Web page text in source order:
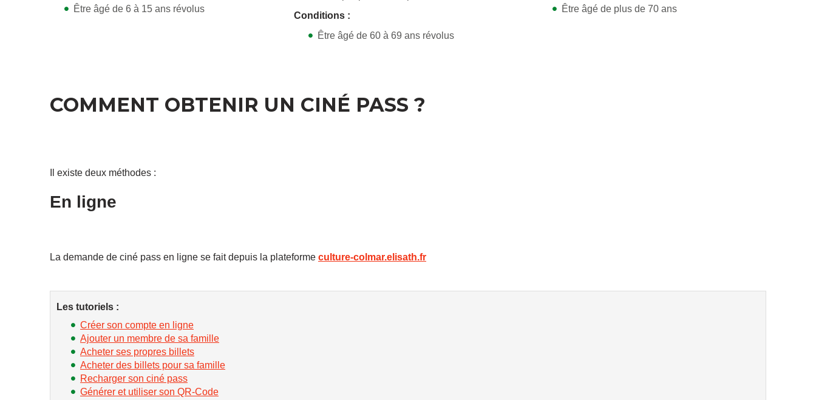
Être âgé de 6 à 15 ans révolus
Conditions :
Être âgé de 60 à 69 ans révolus
Être âgé de plus de 70 ans
COMMENT OBTENIR UN CINÉ PASS ?
Il existe deux méthodes :
En ligne
La demande de ciné pass en ligne se fait depuis la plateforme culture-colmar.elisath.fr
Les tutoriels :
Créer son compte en ligne
Ajouter un membre de sa famille
Acheter ses propres billets
Acheter des billets pour sa famille
Recharger son ciné pass
Générer et utiliser son QR-Code